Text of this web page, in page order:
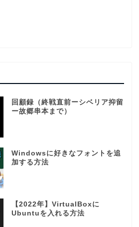
回顧録（終戦直前ーシベリア抑留
ー故郷串本まで）
Windowsに好きなフォントを追
加する方法
【2022年】VirtualBoxに
Ubuntuを入れる方法